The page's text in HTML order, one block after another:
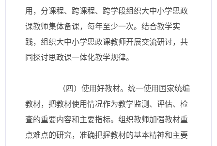
用，分课程、跨课程、跨学段组织大中小学思政
课教师集体备课，每年至少一次。结合教学实
践，组织大中小学思政课教师开展交流研讨，共
同探讨思政课一体化教学规律。
（四）使用好教材。统一使用国家统编
教材，把教材使用情况作为教学监测、评估、检
查的重要内容和主要指标。组织教师加强教材重
点难点的研究，准确把握教材的基本精神和主要